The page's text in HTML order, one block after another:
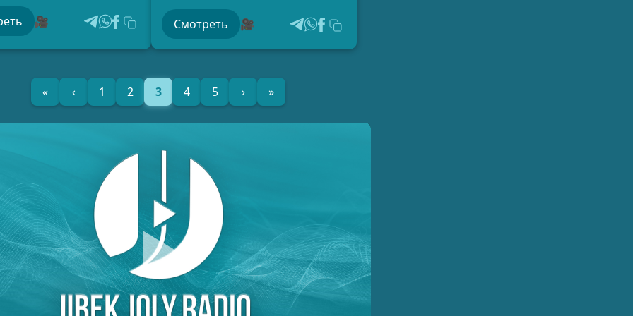
🎥 Смотреть 🎥
« ‹ 1 2 3 4 5 › »